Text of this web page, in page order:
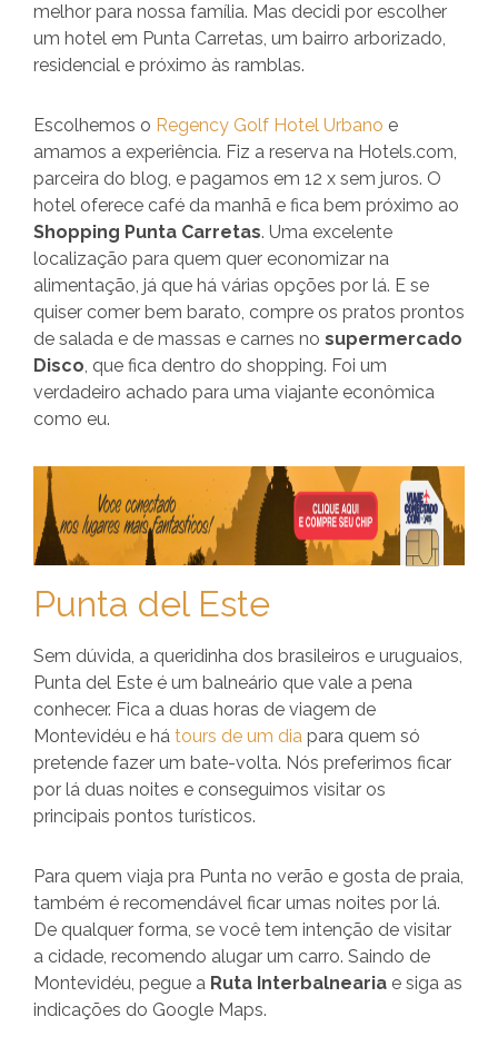
melhor para nossa família. Mas decidi por escolher
um hotel em Punta Carretas, um bairro arborizado,
residencial e próximo às ramblas.
Escolhemos o Regency Golf Hotel Urbano e
amamos a experiência. Fiz a reserva na Hotels.com,
parceira do blog, e pagamos em 12 x sem juros. O
hotel oferece café da manhã e fica bem próximo ao
Shopping Punta Carretas. Uma excelente
localização para quem quer economizar na
alimentação, já que há várias opções por lá. E se
quiser comer bem barato, compre os pratos prontos
de salada e de massas e carnes no supermercado
Disco, que fica dentro do shopping. Foi um
verdadeiro achado para uma viajante econômica
como eu.
Punta del Este
Sem dúvida, a queridinha dos brasileiros e uruguaios,
Punta del Este é um balneário que vale a pena
conhecer. Fica a duas horas de viagem de
Montevidéu e há tours de um dia para quem só
pretende fazer um bate-volta. Nós preferimos ficar
por lá duas noites e conseguimos visitar os
principais pontos turísticos.
Para quem viaja pra Punta no verão e gosta de praia,
também é recomendável ficar umas noites por lá.
De qualquer forma, se você tem intenção de visitar
a cidade, recomendo alugar um carro. Saindo de
Montevidéu, pegue a Ruta Interbalnearia e siga as
indicações do Google Maps.